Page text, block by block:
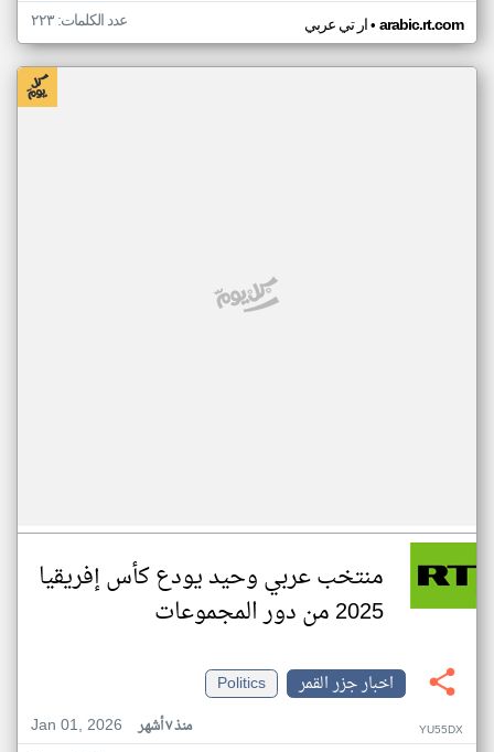
ار تي عربي• arabic.rt.com عدد الكلمات: ٢٢٣
منتخب عربي وحيد يودع كأس إفريقيا
2025 من دور المجموعات
اخبار جزر القمر
Politics
Jan 01, 2026
منذ ٧ أشهر YU55DX